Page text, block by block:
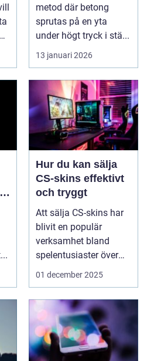
metod där betong
sprutas på en yta
under högt tryck i stä...
13 januari 2026
Hur du kan sälja
CS-skins effektivt
och tryggt
Att sälja CS-skins har
blivit en populär
verksamhet bland
spelentusiaster över
hela v...
01 december 2025